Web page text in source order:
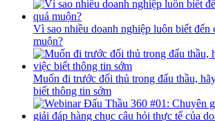
Vì sao nhiều doanh nghiệp luôn biết đến
muộn?
Muốn đi trước đối thủ trong đấu thầu,
biết thông tin sớm